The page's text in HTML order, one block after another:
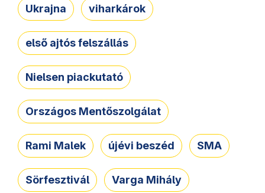
Ukrajna viharkárok
első ajtós felszállás
Nielsen piackutató
Országos Mentőszolgálat
Rami Malek újévi beszéd SMA
Sörfesztivál Varga Mihály